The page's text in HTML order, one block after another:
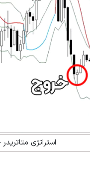
استراتژی متاتریدر 4 برای فارکس – فروش